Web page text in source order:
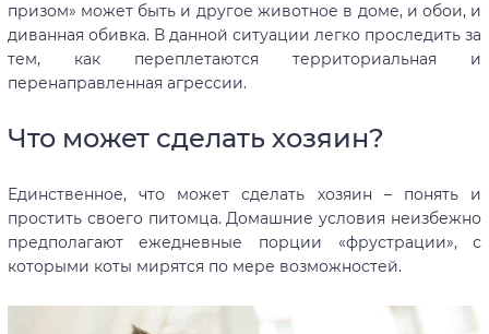
призом» может быть и другое животное в доме, и обои, и
диванная обивка. В данной ситуации легко проследить за
тем, как переплетаются территориальная и
перенаправленная агрессии.
Что может сделать хозяин?
Единственное, что может сделать хозяин – понять и
простить своего питомца. Домашние условия неизбежно
предполагают ежедневные порции «фрустрации», с
которыми коты мирятся по мере возможностей.